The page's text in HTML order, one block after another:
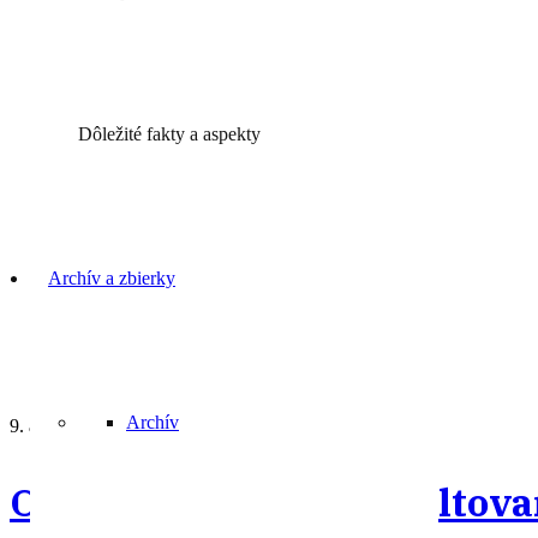
Dôležité fakty a aspekty
Archív a zbierky
Archív
9. apríla 2024
OZNAM o začiatku